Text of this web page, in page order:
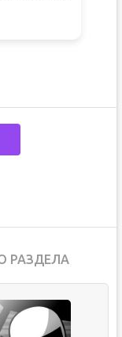
РАЗДЕЛА